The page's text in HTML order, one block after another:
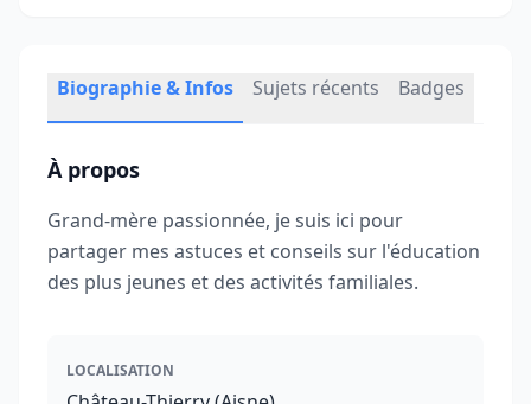
Biographie & Infos Sujets récents Badges
À propos
Grand-mère passionnée, je suis ici pour
partager mes astuces et conseils sur l'éducation
des plus jeunes et des activités familiales.
LOCALISATION